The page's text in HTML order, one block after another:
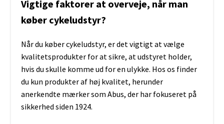
Vigtige faktorer at overveje, når man
køber cykeludstyr?
Når du køber cykeludstyr, er det vigtigt at vælge
kvalitetsprodukter for at sikre, at udstyret holder,
hvis du skulle komme ud for en ulykke. Hos os finder
du kun produkter af høj kvalitet, herunder
anerkendte mærker som Abus, der har fokuseret på
sikkerhed siden 1924.